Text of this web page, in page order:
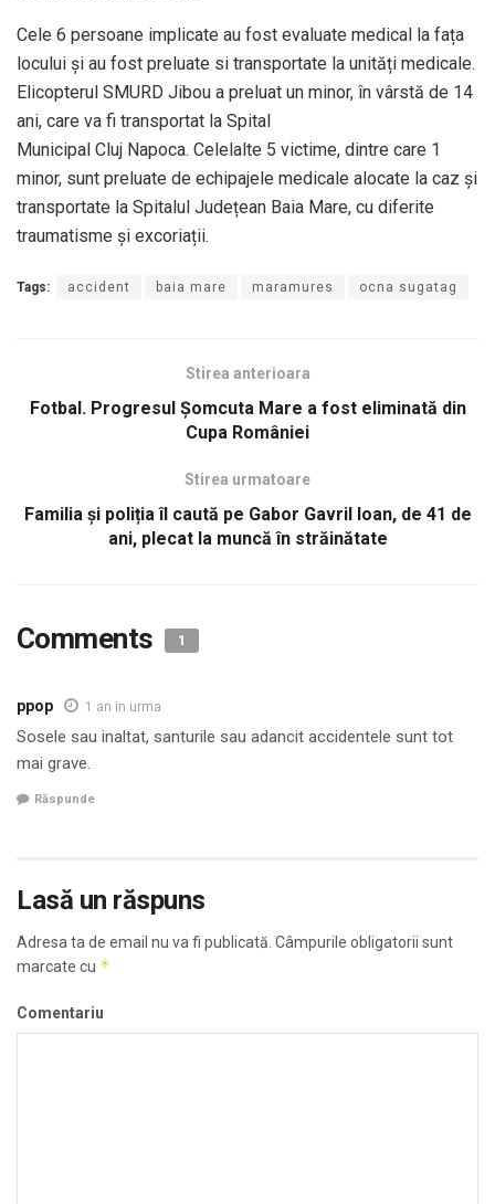
Cele 6 persoane implicate au fost evaluate medical la fața
locului și au fost preluate si transportate la unități medicale.
Elicopterul SMURD Jibou a preluat un minor, în vârstă de 14
ani, care va fi transportat la Spital
Municipal Cluj Napoca. Celelalte 5 victime, dintre care 1
minor, sunt preluate de echipajele medicale alocate la caz și
transportate la Spitalul Județean Baia Mare, cu diferite
traumatisme și excoriații.
Tags: accident baia mare maramures ocna sugatag
Stirea anterioara
Fotbal. Progresul Șomcuta Mare a fost eliminată din
Cupa României
Stirea urmatoare
Familia și poliția îl caută pe Gabor Gavril Ioan, de 41 de
ani, plecat la muncă în străinătate
Comments 1
ppop 1 an in urma
Sosele sau inaltat, santurile sau adancit accidentele sunt tot
mai grave.
Răspunde
Lasă un răspuns
Adresa ta de email nu va fi publicată. Câmpurile obligatorii sunt
marcate cu *
Comentariu